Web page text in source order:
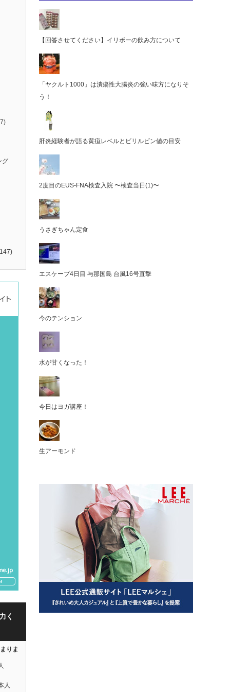
グ
く
りま
人
【回答させてください】イリボーの飲み方について
「ヤクルト1000」は潰瘍性大腸炎の強い味方になりそ
う！
肝炎経験者が語る黄疸レベルとビリルビン値の目安
2度目のEUS-FNA検査入院 〜検査当日(1)〜
うさぎちゃん定食
エスケープ4日目 与那国島 台風16号直撃
今のテンション
水が甘くなった！
今日はヨガ講座！
生アーモンド